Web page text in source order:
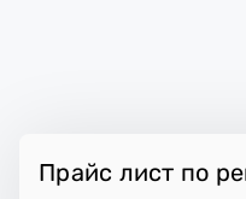
Прайс лист по